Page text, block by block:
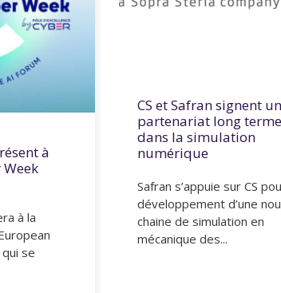
à
Week
à la
se
CS et Safran signent un
partenariat long terme
dans la simulation
numérique
Safran s’appuie sur CS
développement d’une
chaine de simulation en
mécanique des...